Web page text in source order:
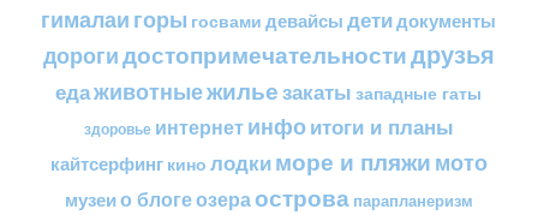
гималаи горы госвами девайсы детидокументы
дорогидостопримечательностидрузья
едаживотныежильезакаты западные гаты
здоровье интернетинфоитоги и планы
кайтсерфинг кино лодкиморе и пляжимото
музеи о блогеозераострова парапланеризм